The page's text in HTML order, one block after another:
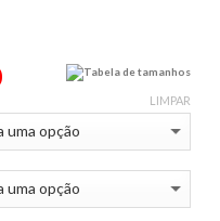
Tabela de tamanhos
LIMPAR